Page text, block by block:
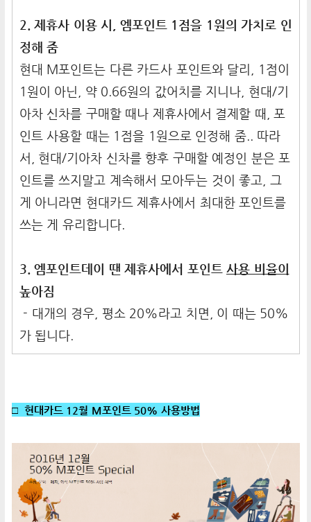
2. 제휴사 이용 시, 엠포인트 1점을 1원의 가치로 인
정해 줌
현대 M포인트는 다른 카드사 포인트와 달리, 1점이
1원이 아닌, 약 0.66원의 값어치를 지니나, 현대/기
아차 신차를 구매할 때나 제휴사에서 결제할 때, 포
인트 사용할 때는 1점을 1원으로 인정해 줌.. 따라
서, 현대/기아차 신차를 향후 구매할 예정인 분은 포
인트를 쓰지말고 계속해서 모아두는 것이 좋고, 그
게 아니라면 현대카드 제휴사에서 최대한 포인트를
쓰는 게 유리합니다.
3. 엠포인트데이 땐 제휴사에서 포인트 사용 비율이
높아짐
- 대개의 경우, 평소 20%라고 치면, 이 때는 50%
가 됩니다.
□ 현대카드 12월 M포인트 50% 사용방법